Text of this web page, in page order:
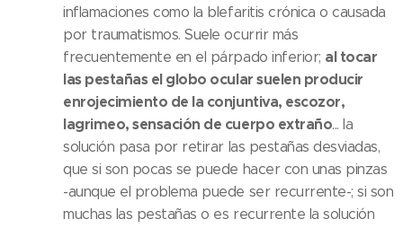
inflamaciones como la blefaritis crónica o causada
por traumatismos. Suele ocurrir más
frecuentemente en el párpado inferior; al tocar
las pestañas el globo ocular suelen producir
enrojecimiento de la conjuntiva, escozor,
lagrimeo, sensación de cuerpo extraño... la
solución pasa por retirar las pestañas desviadas,
que si son pocas se puede hacer con unas pinzas
-aunque el problema puede ser recurrente-; si son
muchas las pestañas o es recurrente la solución